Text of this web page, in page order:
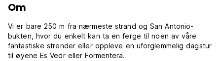
Om
Vi er bare 250 m fra nærmeste strand og San Antonio-
bukten, hvor du enkelt kan ta en ferge til noen av våre
fantastiske strender eller oppleve en uforglemmelig dagstur
til øyene Es Vedr eller Formentera.